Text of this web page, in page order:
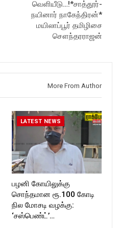
ockforttimes
Like us on:
https://www.facebook.com/R
ockforttimes
https://twitter.com/ROCKFOR
வெளியீடு…!*சாத்தூர்-
நயினார் நாகேந்திரன்*
மயிலாப்பூர் தமிழிசை
சௌந்தரராஜன்
More From Author
LATEST NEWS
பழனி கோயிலுக்கு
சொந்தமான ரூ.100 கோடி
நில மோசடி வழக்கு:
‘சஸ்பெண்ட்’…